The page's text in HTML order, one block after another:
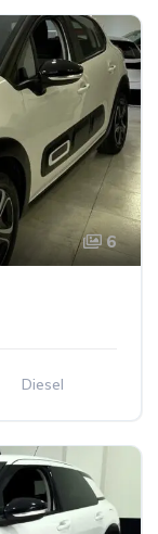
6
Diesel